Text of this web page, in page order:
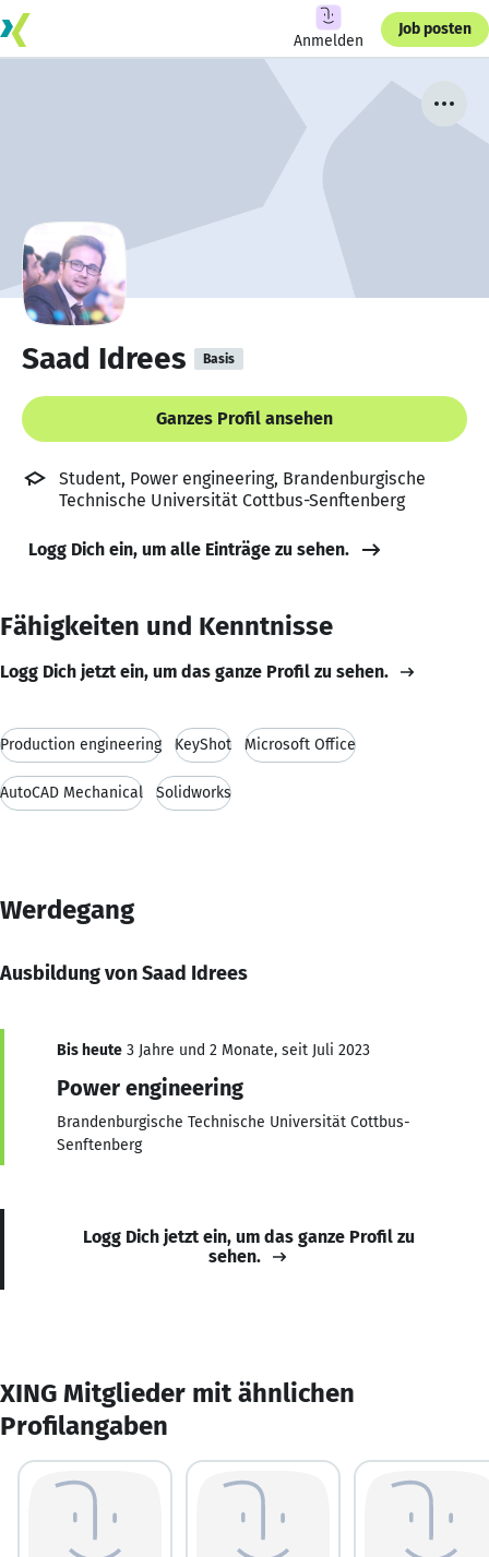
Anmelden
Job posten
Saad Idrees Basis
Ganzes Profil ansehen
Student, Power engineering, Brandenburgische
Technische Universität Cottbus-Senftenberg
Logg Dich ein, um alle Einträge zu sehen.
Fähigkeiten und Kenntnisse
Logg Dich jetzt ein, um das ganze Profil zu sehen.
Production engineering KeyShot Microsoft Office
AutoCAD Mechanical Solidworks
Werdegang
Ausbildung von Saad Idrees
Bis heute 3 Jahre und 2 Monate, seit Juli 2023
Power engineering
Brandenburgische Technische Universität Cottbus-
Senftenberg
Logg Dich jetzt ein, um das ganze Profil zu
sehen.
XING Mitglieder mit ähnlichen
Profilangaben